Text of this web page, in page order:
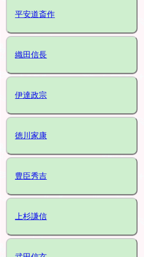
平安道斎作
織田信長
伊達政宗
徳川家康
豊臣秀吉
上杉謙信